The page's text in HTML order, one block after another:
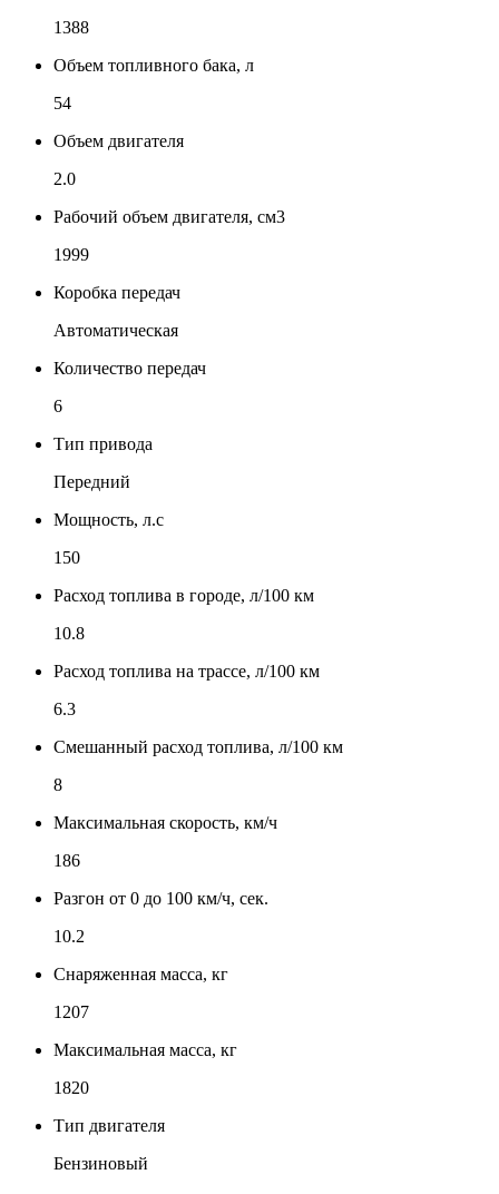
1388
Объем топливного бака, л
54
Объем двигателя
2.0
Рабочий объем двигателя, см3
1999
Коробка передач
Автоматическая
Количество передач
6
Тип привода
Передний
Мощность, л.с
150
Расход топлива в городе, л/100 км
10.8
Расход топлива на трассе, л/100 км
6.3
Смешанный расход топлива, л/100 км
8
Максимальная скорость, км/ч
186
Разгон от 0 до 100 км/ч, сек.
10.2
Снаряженная масса, кг
1207
Максимальная масса, кг
1820
Тип двигателя
Бензиновый